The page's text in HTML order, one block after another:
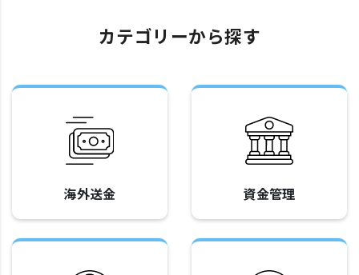
カテゴリーから探す
海外送金 資金管理